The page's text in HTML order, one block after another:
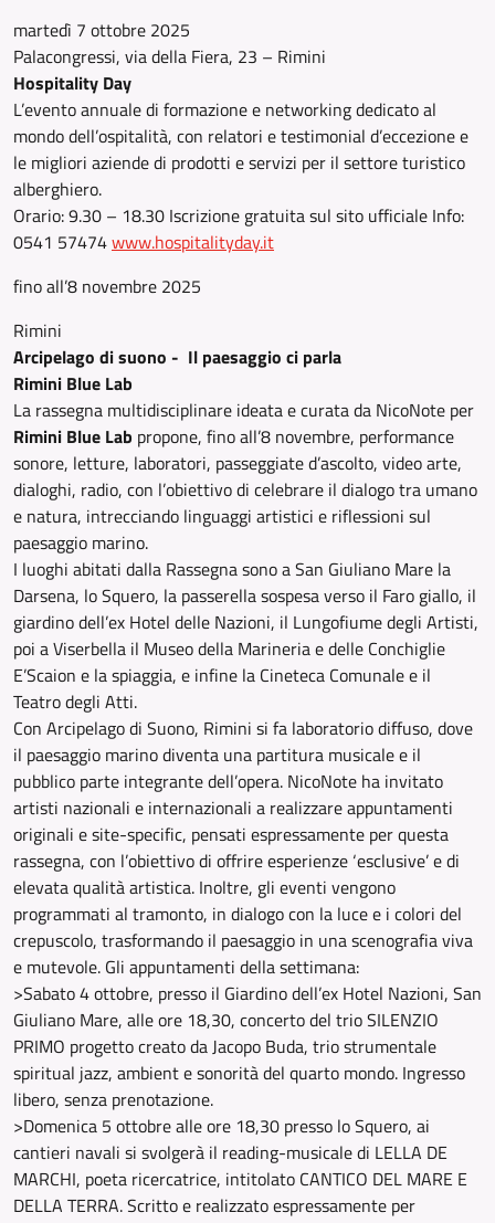
martedì 7 ottobre 2025
Palacongressi, via della Fiera, 23 – Rimini
Hospitality Day
L’evento annuale di formazione e networking dedicato al
mondo dell’ospitalità, con relatori e testimonial d’eccezione e
le migliori aziende di prodotti e servizi per il settore turistico
alberghiero.
Orario: 9.30 – 18.30 Iscrizione gratuita sul sito ufficiale Info:
0541 57474www.hospitalityday.it
fino all’8 novembre 2025
Rimini
Arcipelago di suono - Il paesaggio ci parla
Rimini Blue Lab
La rassegna multidisciplinare ideata e curata da NicoNote per
Rimini Blue Lab propone, fino all’8 novembre, performance
sonore, letture, laboratori, passeggiate d’ascolto, video arte,
dialoghi, radio, con l’obiettivo di celebrare il dialogo tra umano
e natura, intrecciando linguaggi artistici e riflessioni sul
paesaggio marino.
I luoghi abitati dalla Rassegna sono a San Giuliano Mare la
Darsena, lo Squero, la passerella sospesa verso il Faro giallo, il
giardino dell’ex Hotel delle Nazioni, il Lungofiume degli Artisti,
poi a Viserbella il Museo della Marineria e delle Conchiglie
E’Scaion e la spiaggia, e infine la Cineteca Comunale e il
Teatro degli Atti.
Con Arcipelago di Suono, Rimini si fa laboratorio diffuso, dove
il paesaggio marino diventa una partitura musicale e il
pubblico parte integrante dell’opera. NicoNote ha invitato
artisti nazionali e internazionali a realizzare appuntamenti
originali e site-specific, pensati espressamente per questa
rassegna, con l’obiettivo di offrire esperienze ‘esclusive’ e di
elevata qualità artistica. Inoltre, gli eventi vengono
programmati al tramonto, in dialogo con la luce e i colori del
crepuscolo, trasformando il paesaggio in una scenografia viva
e mutevole. Gli appuntamenti della settimana:
>Sabato 4 ottobre, presso il Giardino dell’ex Hotel Nazioni, San
Giuliano Mare, alle ore 18,30, concerto del trio SILENZIO
PRIMO progetto creato da Jacopo Buda, trio strumentale
spiritual jazz, ambient e sonorità del quarto mondo. Ingresso
libero, senza prenotazione.
>Domenica 5 ottobre alle ore 18,30 presso lo Squero, ai
cantieri navali si svolgerà il reading-musicale di LELLA DE
MARCHI, poeta ricercatrice, intitolato CANTICO DEL MARE E
DELLA TERRA. Scritto e realizzato espressamente per